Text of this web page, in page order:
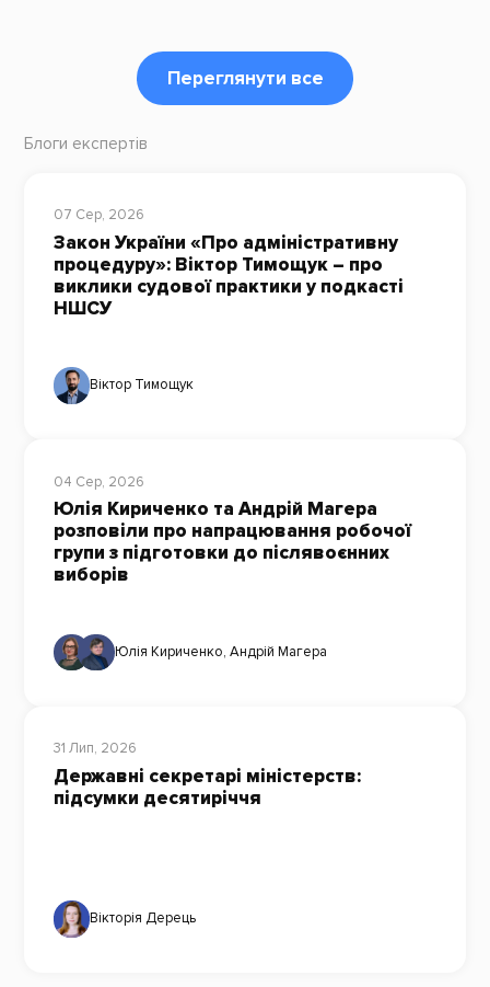
Переглянути все
Блоги експертів
07 Сер, 2026
Закон України «Про адміністративну
процедуру»: Віктор Тимощук – про
виклики судової практики у подкасті
НШСУ
Віктор Тимощук
04 Сер, 2026
Юлія Кириченко та Андрій Магера
розповіли про напрацювання робочої
групи з підготовки до післявоєнних
виборів
Юлія Кириченко, Андрій Магера
31 Лип, 2026
Державні секретарі міністерств:
підсумки десятиріччя
Вікторія Дерець